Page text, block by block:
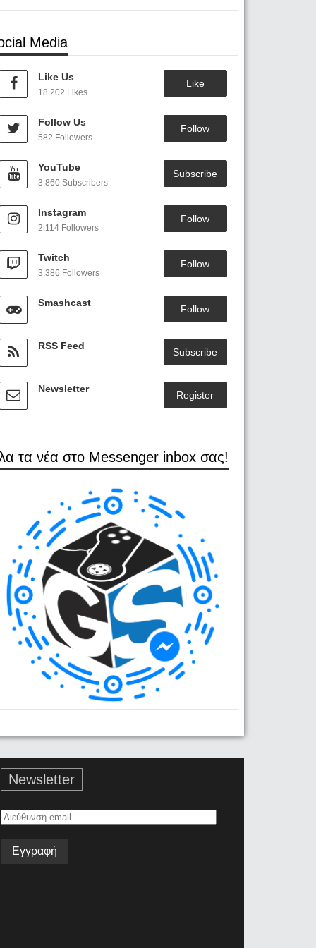
Media
Like Us
18.202 Likes
Like
Follow Us
582 Followers
Follow
YouTube
3.860 Subscribers
Subscribe
Instagram
2.114 Followers
Follow
Twitch
3.386 Followers
Follow
Smashcast
Follow
RSS Feed
Subscribe
Newsletter
Register
τα νέα στο Messenger inbox σας!
Newsletter
Διεύθυνση